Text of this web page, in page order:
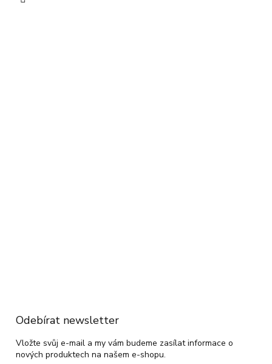
Odebírat newsletter
Vložte svůj e-mail a my vám budeme zasílat informace o
nových produktech na našem e-shopu.